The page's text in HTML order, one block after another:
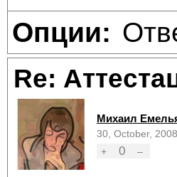
Опции:
Re:
Михаил
30, October,
+
0 –